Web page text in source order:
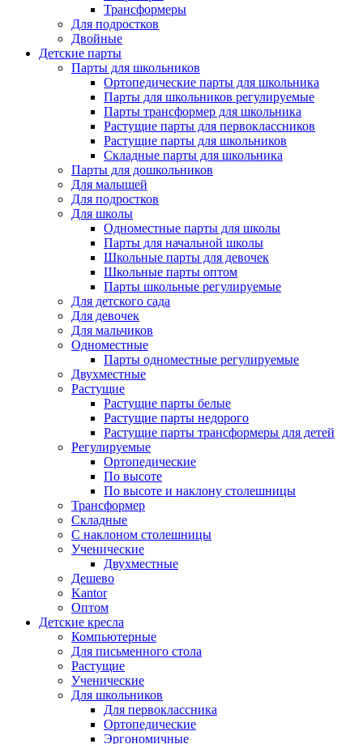
Трансформеры
Для подростков
Двойные
Детские парты
Парты для школьников
Ортопедические парты для школьника
Парты для школьников регулируемые
Парты трансформер для школьника
Растущие парты для первоклассников
Растущие парты для школьников
Складные парты для школьника
Парты для дошкольников
Для малышей
Для подростков
Для школы
Одноместные парты для школы
Парты для начальной школы
Школьные парты для девочек
Школьные парты оптом
Парты школьные регулируемые
Для детского сада
Для девочек
Для мальчиков
Одноместные
Парты одноместные регулируемые
Двухместные
Растущие
Растущие парты белые
Растущие парты недорого
Растущие парты трансформеры для детей
Регулируемые
Ортопедические
По высоте
По высоте и наклону столешницы
Трансформер
Складные
С наклоном столешницы
Ученические
Двухместные
Дешево
Kantor
Оптом
Детские кресла
Компьютерные
Для письменного стола
Растущие
Ученические
Для школьников
Для первоклассника
Ортопедические
Эргономичные